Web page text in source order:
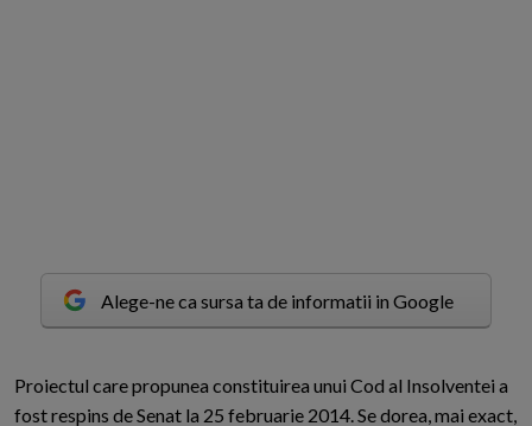
Alege-ne ca sursa ta de informatii in Google
Proiectul care propunea constituirea unui Cod al Insolventei a
fost respins de Senat la 25 februarie 2014. Se dorea, mai exact,